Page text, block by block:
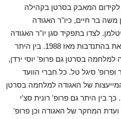
המאבק בסרטן בקהילה
בר חיים, כיו"ר האגודה
לצדו בתפקיד סגן יו"ר האגודה
מכהן מר ליאון רקנאטי העושה זאת בהתנדבות מאז 1988. בין היתר
בסרטן גם פרופ' יוסי ירדן,
ופרופ' סיגל טל. כל חברי הוועד
של האגודה למלחמה בסרטן
בין היתר גם פרופ' רונית סצ'י
ועדת המחקר של האגודה וכן פרופ'